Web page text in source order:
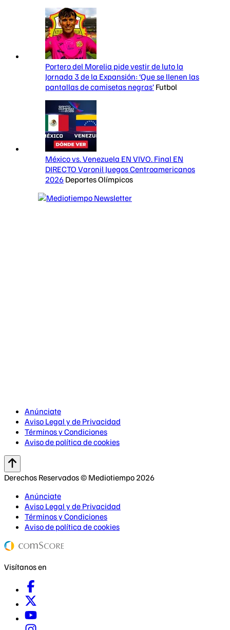
Portero del Morelia pide vestir de luto la
Jornada 3 de la Expansión: ‘Que se llenen las
pantallas de camisetas negras’ Futbol
México vs. Venezuela EN VIVO. Final EN
DIRECTO Varonil Juegos Centroamericanos
2026 Deportes Olímpicos
Anúnciate
Aviso Legal y de Privacidad
Términos y Condiciones
Aviso de política de cookies
Derechos Reservados © Mediotiempo 2026
Anúnciate
Aviso Legal y de Privacidad
Términos y Condiciones
Aviso de política de cookies
Visítanos en